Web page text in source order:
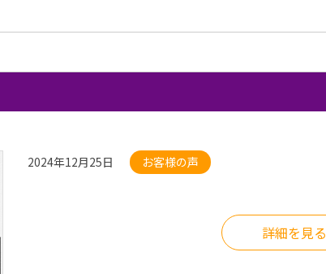
2024年12月25日 お客様の声
詳細を見る